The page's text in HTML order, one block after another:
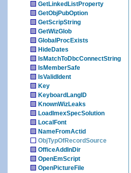
GetLinkedListProperty
GetObjPubOption
GetScripString
GetWizGlob
GlobalProcExists
HideDates
IsMatchToDbcConnectString
IsMemberSafe
IsValidIdent
Key
KeyboardLangID
KnownWizLeaks
LoadImexSpecSolution
LocalFont
NameFromActid
ObjTypOfRecordSource
OfficeAddInDir
OpenEmScript
OpenPictureFile